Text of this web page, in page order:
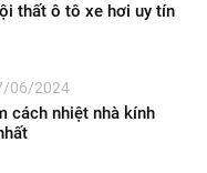
thất ô tô xe hơi uy tín
06/2024
cách nhiệt nhà kính